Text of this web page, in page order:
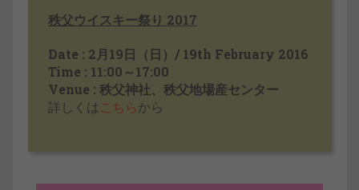
秩父ウイスキー祭り 2017
Date : 2月19日（日）/ 19th February 2016
Time : 11:00～17:00
Venue : 秩父神社、秩父地場産センター
詳しくは こちらから